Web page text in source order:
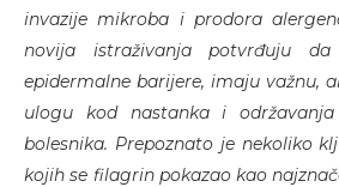
invazije mikroba i prodora
novija istraživanja potvrđuju
epidermalne barijere, imaju važnu,
ulogu kod nastanka i
bolesnika. Prepoznato je nekoliko
kojih se filagrin pokazao kao